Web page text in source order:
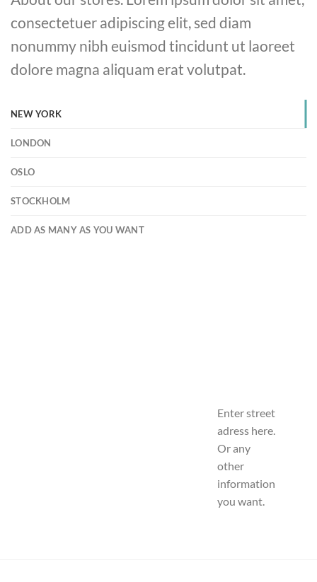
consectetuer adipiscing elit, sed diam
nonummy nibh euismod tincidunt ut laoreet
dolore magna aliquam erat volutpat.
NEW YORK
LONDON
OSLO
STOCKHOLM
ADD AS MANY AS YOU WANT
Enter street
adress here.
Or any
other
information
you want.